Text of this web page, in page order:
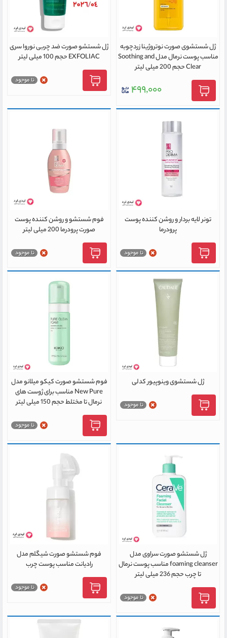
ژل شستشوی صورت نوتروژینا زردچوبه
مناسب پوست نرمال مدل Soothing and
Clear حجم 200 میلی لیتر
۴۹۹,۰۰۰
ژل شستشو صورت ضد چربی نوروا سری
EXFOLIAC حجم 100 میلی لیتر
تونر لایه بردار و روشن کننده پوست
پرودرما
فوم شستشو و روشن کننده پوست
صورت پرودرما 200 میلی لیتر
ژل شستشوی وینوپیور کدلی
فوم شستشو صورت کیکو میلانو مدل
New Pure مناسب برای ژوست های
نرمال تا مختلط حجم 150 میلی لیتر
ژل شستشو صورت سراوی مدل
foaming cleanser مناسب پوست نرمال
تا چرب حجم 236 میلی لیتر
فوم شستشو صورت شیگلم مدل
رادیانت مناسب پوست چرب